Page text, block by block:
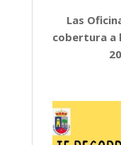
Las
cobertura a